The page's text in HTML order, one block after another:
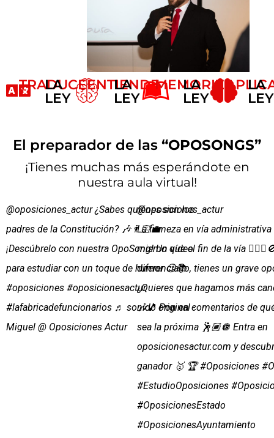
TRADUCE
LA
LEY
ENTIENDE
LA
LEY
MEMORIZA
LA
LEY
LA
LEY
El preparador de las “OPOSONGS”
¡Tienes muchas más esperándote en
nuestra aula virtual!
@oposiciones_actur¿Sabes quiénes son los
padres de la Constitución? 🎶👨🏻‍💼
¡Descúbrelo con nuestra OpoSong! Un vídeo
para estudiar con un toque de humor 😉📚
#oposiciones #oposicionesactur
#lafabricadefuncionarios ♬ sonido original -
Miguel @ Oposiciones Actur
@oposiciones_actur
La firmeza en vía
mismo que el fin de la vía
diferenciarlo, tienes un grave
¿Quieres que hagamos más
🎶🎵 Pon en comentarios de
sea la próxima 🕺🏾🪩 Entra en
oposicionesactur.com y
ganador 🥇 🏆 #Oposiciones
#EstudioOposiciones
#OposicionesEstado
#OposicionesAyuntamiento